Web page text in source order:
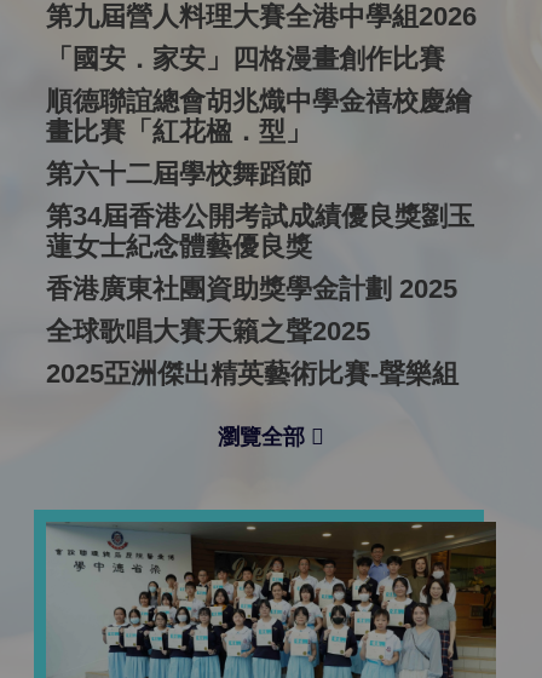
第九屆營人料理大賽全港中學組2026
「國安．家安」四格漫畫創作比賽
順德聯誼總會胡兆熾中學金禧校慶繪
畫比賽「紅花楹．型」
第六十二屆學校舞蹈節
第34屆香港公開考試成績優良獎劉玉
蓮女士紀念體藝優良獎
香港廣東社團資助獎學金計劃 2025
全球歌唱大賽天籟之聲2025
2025亞洲傑出精英藝術比賽-聲樂組
瀏覽全部